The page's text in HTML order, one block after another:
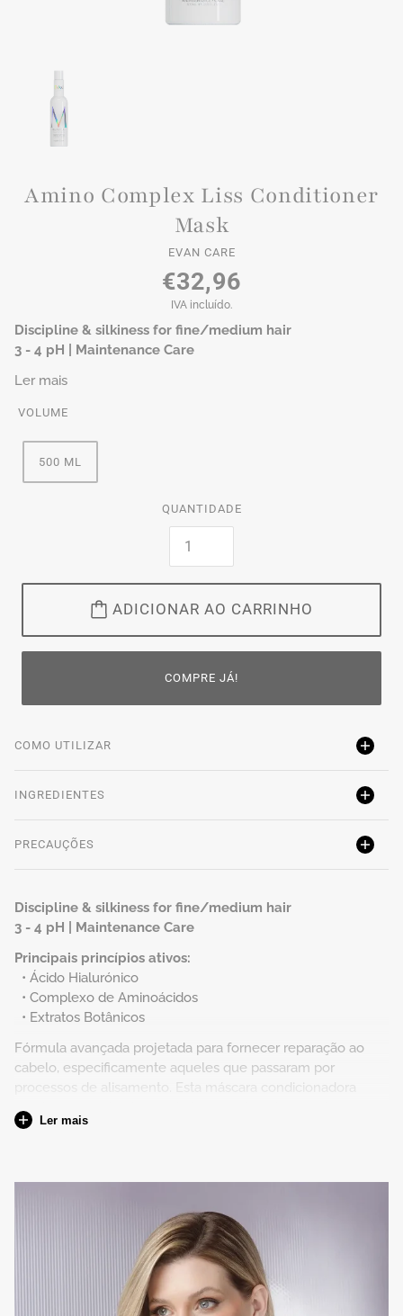
Discipline & silkiness for fine/medium hair
3 - 4 pH | Maintenance Care
Principais princípios ativos:
• Ácido Hialurónico
• Complexo de Aminoácidos
• Extratos Botânicos
Fórmula avançada projetada para fornecer reparação ao
cabelo, especificamente aqueles que passaram por
processos de alisamento. Esta máscara condicionadora
combina ingredientes cuidadosamente selecionados para
oferecer múltiplos benefícios, garantindo fios mais lisos
o cabelo alisado, saudável e bonito. Perfeito para cabelo
loiro, colorado, sensível e/ou que realizou processo de
Como utilizar em casa
Tratamento diário, após a lavagem com o shampoo
Ler mais
Amino Complex Liss Conditioner
Mask
EVAN CARE
€32,96
IVA incluído.
Discipline & silkiness for fine/medium hair
3 - 4 pH | Maintenance Care
Ler mais
VOLUME
500 ML
QUANTIDADE
ADICIONAR AO CARRINHO
COMPRE JÁ!
COMO UTILIZAR
INGREDIENTES
PRECAUÇÕES